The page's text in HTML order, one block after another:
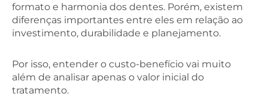
formato e harmonia dos dentes. Porém, existem
diferenças importantes entre eles em relação ao
investimento, durabilidade e planejamento.
Por isso, entender o custo-benefício vai muito
além de analisar apenas o valor inicial do
tratamento.